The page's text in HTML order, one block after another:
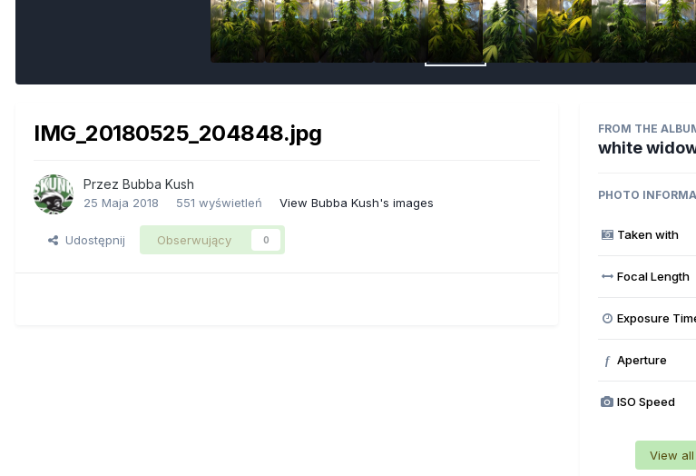
IMG_20180525_204848.jpg
Przez Bubba Kush
25 Maja 2018 551 wyświetleń View Bubba Kush's images
Udostępnij Obserwujący 0
FROM THE
white
PHOTO
Taken with
Focal Length
Exposure
f Aperture
ISO Speed
View